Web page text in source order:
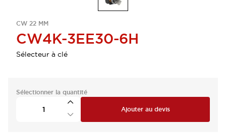
CW 22 MM
CW4K-3EE30-6H
Sélecteur à clé
Sélectionner la quantité
Ajouter au devis